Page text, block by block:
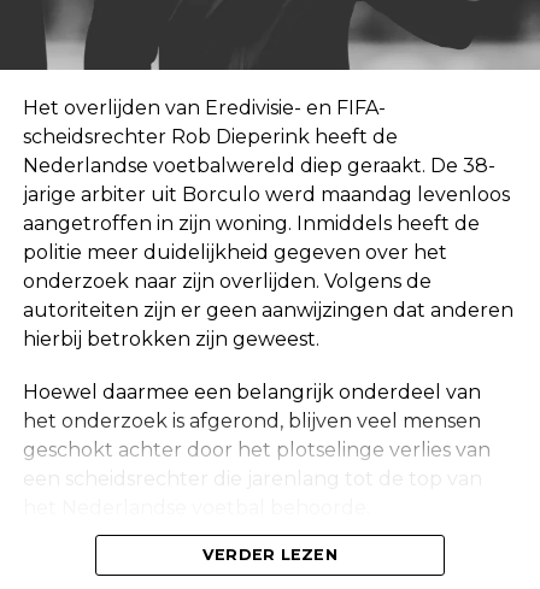
Het overlijden van Eredivisie- en FIFA-
scheidsrechter Rob Dieperink heeft de
Nederlandse voetbalwereld diep geraakt. De 38-
jarige arbiter uit Borculo werd maandag levenloos
aangetroffen in zijn woning. Inmiddels heeft de
politie meer duidelijkheid gegeven over het
onderzoek naar zijn overlijden. Volgens de
autoriteiten zijn er geen aanwijzingen dat anderen
hierbij betrokken zijn geweest.
Hoewel daarmee een belangrijk onderdeel van
het onderzoek is afgerond, blijven veel mensen
geschokt achter door het plotselinge verlies van
een scheidsrechter die jarenlang tot de top van
Onderzoek na vondst in woning
VERDER LEZEN